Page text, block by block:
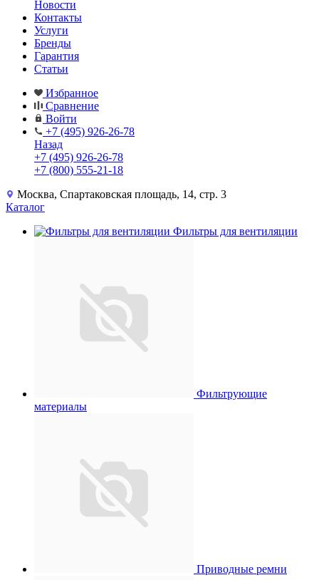
Новости
Контакты
Услуги
Бренды
Гарантия
Статьи
Избранное
Сравнение
Войти
+7 (495) 926-26-78
Назад
+7 (495) 926-26-78
+7 (800) 555-21-18
Москва, Спартаковская площадь, 14, стр. 3
Каталог
Фильтры для вентиляции
Фильтрующие
материалы
Приводные ремни